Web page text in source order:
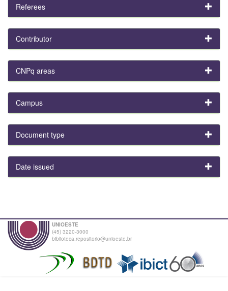
Referees
Contributor
CNPq areas
Campus
Document type
Date issued
UNIOESTE
(45) 3220-3000
biblioteca.repositorio@unioeste.br